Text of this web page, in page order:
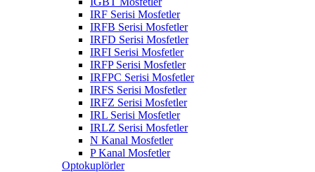
IRF Serisi Mosfetler
IRFB Serisi Mosfetler
IRFD Serisi Mosfetler
IRFI Serisi Mosfetler
IRFP Serisi Mosfetler
IRFPC Serisi Mosfetler
IRFS Serisi Mosfetler
IRFZ Serisi Mosfetler
IRL Serisi Mosfetler
IRLZ Serisi Mosfetler
N Kanal Mosfetler
P Kanal Mosfetler
Optokuplörler